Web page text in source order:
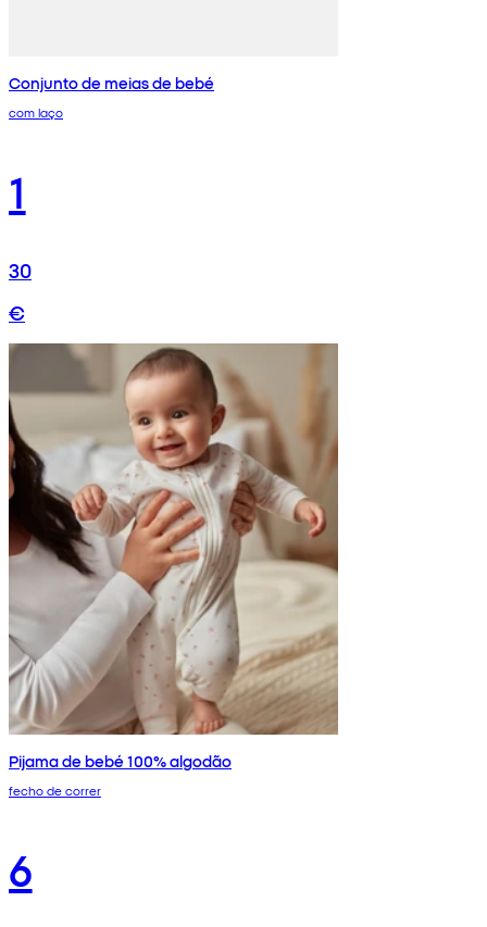
Conjunto de meias de bebé
com laço
1
30
€
Pijama de bebé 100% algodão
fecho de correr
6